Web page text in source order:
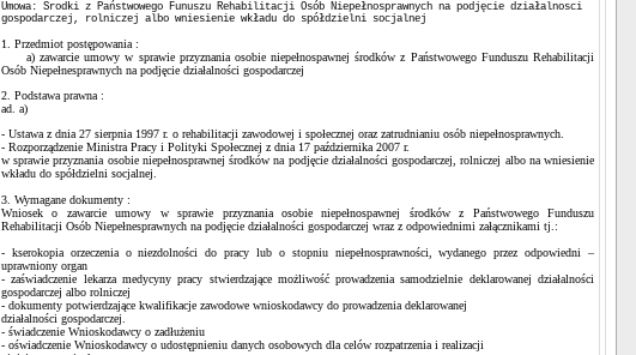
Umowa: Środki z Państwowego Funuszu Rehabilitacji Osób Niepełnosprawnych na podjęcie działalnosci
gospodarczej, rolniczej albo wniesienie wkładu do spółdzielni socjalnej
1. Przedmiot postępowania :
a) zawarcie umowy w sprawie przyznania osobie niepełnospawnej środków z Państwowego Funduszu Rehabilitacji
Osób Niepełnesprawnych na podjęcie działalności gospodarczej
2. Podstawa prawna :
ad. a)
- Ustawa z dnia 27 sierpnia 1997 r. o rehabilitacji zawodowej i społecznej oraz zatrudnianiu osób niepełnosprawnych.
- Rozporządzenie Ministra Pracy i Polityki Społecznej z dnia 17 października 2007 r.
w sprawie przyznania osobie niepełnosprawnej środków na podjęcie działalności gospodarczej, rolniczej albo na wniesienie
wkładu do spółdzielni socjalnej.
3. Wymagane dokumenty :
Wniosek o zawarcie umowy w sprawie przyznania osobie niepełnospawnej środków z Państwowego Funduszu
Rehabilitacji Osób Niepełnesprawnych na podjęcie działalności gospodarczej wraz z odpowiednimi załącznikami tj.:
- kserokopia orzeczenia o niezdolności do pracy lub o stopniu niepełnosprawności, wydanego przez odpowiedni –
uprawniony organ
- zaświadczenie lekarza medycyny pracy stwierdzające możliwość prowadzenia samodzielnie deklarowanej działalności
gospodarczej albo rolniczej
- dokumenty potwierdzające kwalifikacje zawodowe wnioskodawcy do prowadzenia deklarowanej
działalności gospodarczej.
- świadczenie Wnioskodawcy o zadłużeniu
- oświadczenie Wnioskodawcy o udostępnieniu danych osobowych dla celów rozpatrzenia i realizacji